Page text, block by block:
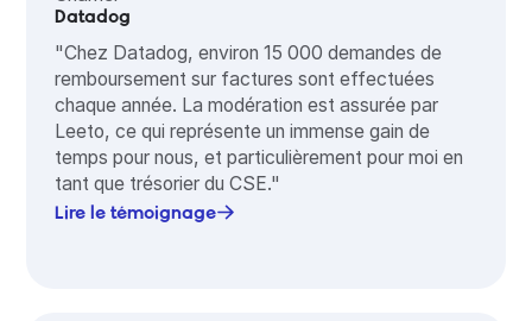
Datadog
"Chez Datadog, environ 15 000 demandes de
remboursement sur factures sont effectuées
chaque année. La modération est assurée par
Leeto, ce qui représente un immense gain de
temps pour nous, et particulièrement pour moi en
tant que trésorier du CSE."
Lire le témoignage